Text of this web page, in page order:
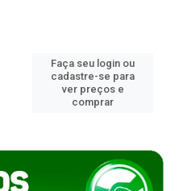
Faça seu login ou
cadastre-se para
ver preços e
comprar